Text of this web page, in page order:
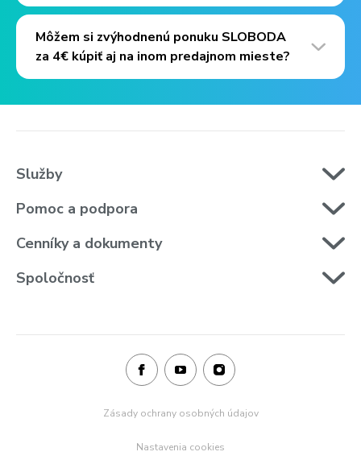
Môžem si zvýhodnenú ponuku SLOBODA
za 4€ kúpiť aj na inom predajnom mieste?
Služby
Pomoc a podpora
Cenníky a dokumenty
Spoločnosť
Zásady ochrany osobných údajov
Nastavenia cookies